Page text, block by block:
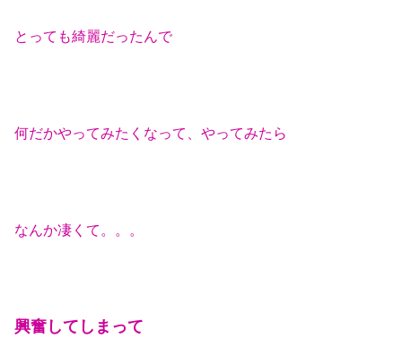
とっても綺麗だったんで
何だかやってみたくなって、やってみたら
なんか凄くて。。。
興奮してしまって